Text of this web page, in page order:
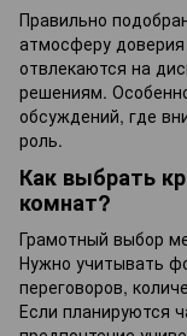
Правильно
атмосферу доверия
отвлекаются на
решениям.
обсуждений, где
роль.
Как выбрать
комнат?
Грамотный выбор
Нужно учитывать
переговоров,
Если планируются